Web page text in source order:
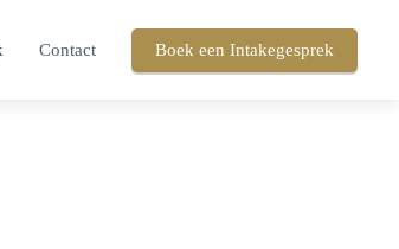
Contact Boek een Intakegesprek